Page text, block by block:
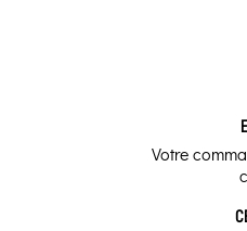
Votre